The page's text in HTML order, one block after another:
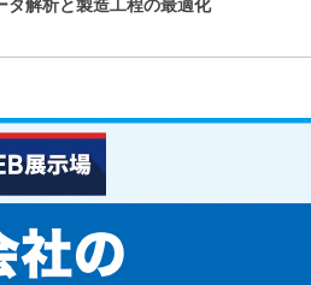
タ解析と製造工程の最適化